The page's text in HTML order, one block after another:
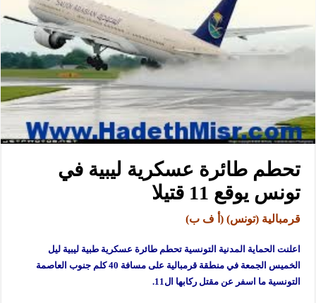
تحطم طائرة عسكرية ليبية في
تونس يوقع 11 قتيلا
قرمبالية (تونس) (أ ف ب)
اعلنت الحماية المدنية التونسية تحطم طائرة عسكرية طبية ليبية ليل
الخميس الجمعة في منطقة قرمبالية على مسافة 40 كلم جنوب العاصمة
التونسية ما اسفر عن مقتل ركابها ال11.